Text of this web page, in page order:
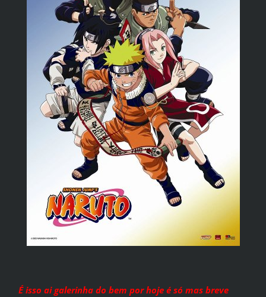
É isso ai galerinha do bem por hoje é só mas breve